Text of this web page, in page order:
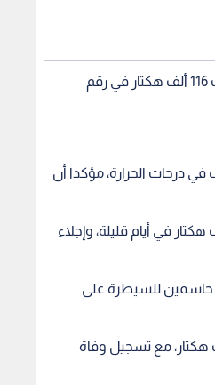
وأكد وزير الداخلية لوران نونيز أن المساحات المحترقة في فرنسا منذ بداية العام تجاوزت 116 ألف هكتار في رقم
درجات الحرارة، مؤكدا أن
حريق سييرا أويستيه بحريق أفيلا في إقليم كاستيا إي ليون إلى التهام 75 ألف هكتار في أيام قليلة، وإجلاء
حاسمين للسيطرة على
إلى أن المساحات الممتضررة في إسبانيا منذ بداية العام تجاوزت 170 ألف هكتار، مع تسجيل وفاة